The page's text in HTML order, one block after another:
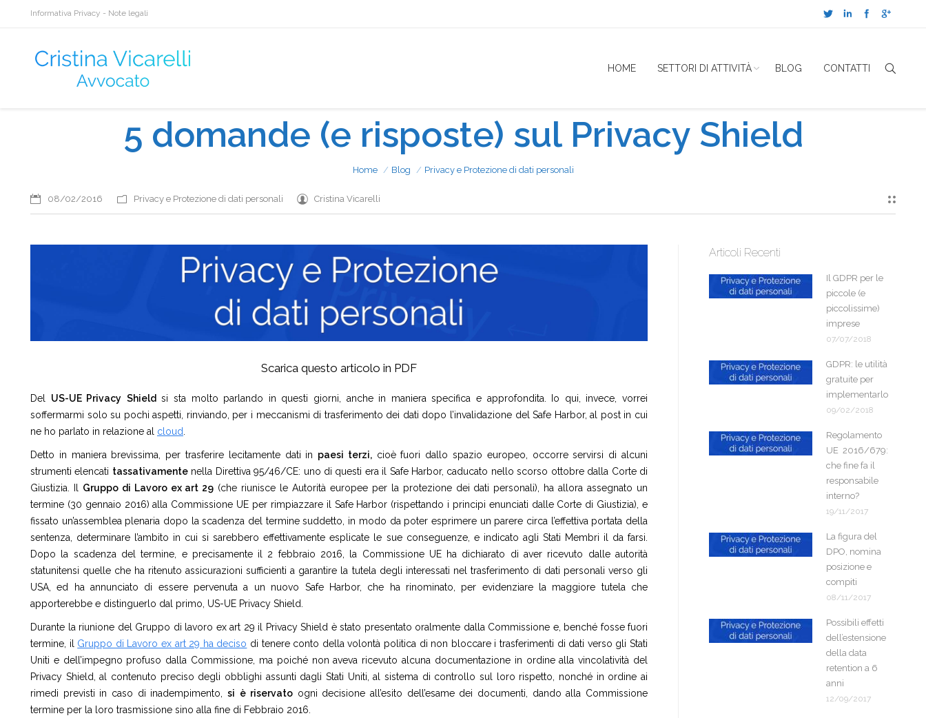
Informativa Privacy - Note legali
HOME SETTORI DI ATTIVITÀ BLOG CONTATTI
5 domande (e risposte) sul Privacy Shield
Home Blog Privacy e Protezione di dati personali
08/02/2016 Privacy e Protezione di dati personali Cristina Vicarelli
Scarica questo articolo in PDF
Del US-UE Privacy Shield si sta molto parlando in questi giorni, anche in maniera specifica e approfondita. Io qui, invece, vorrei
soffermarmi solo su pochi aspetti, rinviando, per i meccanismi di trasferimento dei dati dopo l’invalidazione del Safe Harbor, al post in cui
ne ho parlato in relazione al cloud
Detto in maniera brevissima, per trasferire lecitamente dati in paesi terzi,cioè fuori dallo spazio europeo, occorre servirsi di alcuni
strumenti elencati tassativamentenella Direttiva 95/46/CE: uno di questi era il Safe Harbor, caducato nello scorso ottobre dalla Corte di
Giustizia. Il Gruppo di Lavoro ex art 29 (che riunisce le Autorità europee per la protezione dei dati personali), ha allora assegnato un
termine (30 gennaio 2016) alla Commissione UE per rimpiazzare il Safe Harbor (rispettando i principi enunciati dalle Corte di Giustizia), e
fissato un’assemblea plenaria dopo la scadenza del termine suddetto, in modo da poter esprimere un parere circa l’effettiva portata della
sentenza, determinare l’ambito in cui si sarebbero effettivamente esplicate le sue conseguenze, e indicato agli Stati Membri il da farsi.
Dopo la scadenza del termine, e precisamente il 2 febbraio 2016, la Commissione UE ha dichiarato di aver ricevuto dalle autorità
statunitensi quelle che ha ritenuto assicurazioni sufficienti a garantire la tutela degli interessati nel trasferimento di dati personali verso gli
USA, ed ha annunciato di essere pervenuta a un nuovo Safe Harbor, che ha rinominato, per evidenziare la maggiore tutela che
apporterebbe e distinguerlo dal primo, US-UE Privacy Shield.
Durante la riunione del Gruppo di lavoro ex art 29 il Privacy Shield è stato presentato oralmente dalla Commissione e, benché fosse fuori
termine, il Gruppo di Lavoro ex art 29 ha deciso di tenere conto della volontà politica di non bloccare i trasferimenti di dati verso gli Stati
Uniti e dell’impegno profuso dalla Commissione, ma poiché non aveva ricevuto alcuna documentazione in ordine alla vincolatività del
Privacy Shield, al contenuto preciso degli obblighi assunti dagli Stati Uniti, al sistema di controllo sul loro rispetto, nonché in ordine ai
rimedi previsti in caso di inadempimento, si è riservato ogni decisione all’esito dell’esame dei documenti, dando alla Commissione
termine per la loro trasmissione sino alla fine di Febbraio 2016.
Articoli Recenti
Il GDPR per le
piccole (e
piccolissime)
imprese
07/07/2018
GDPR: le utilità
gratuite per
implementarlo
09/02/2018
Regolamento
UE 2016/679:
che fine fa il
responsabile
interno?
19/11/2017
La figura del
DPO, nomina
posizione e
compiti
08/11/2017
Possibili effetti
dell’estensione
della data
retention a 6
anni
12/09/2017